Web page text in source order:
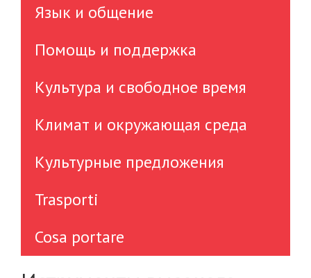
Язык и общение
Помощь и поддержка
Культура и свободное время
Климат и окружающая среда
Культурные предложения
Trasporti
Cosa portare